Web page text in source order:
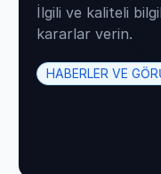
İlgili ve kaliteli
kararlar verin.
HABERLER VE